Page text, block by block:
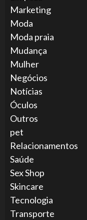
Marketing
Moda
Moda praia
Mudança
Mulher
Negócios
Notícias
Óculos
Outros
pet
Relacionamentos
Saúde
Sex Shop
Skincare
Tecnologia
Transporte